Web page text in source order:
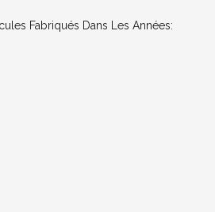
Fabriqués Dans Les Années: